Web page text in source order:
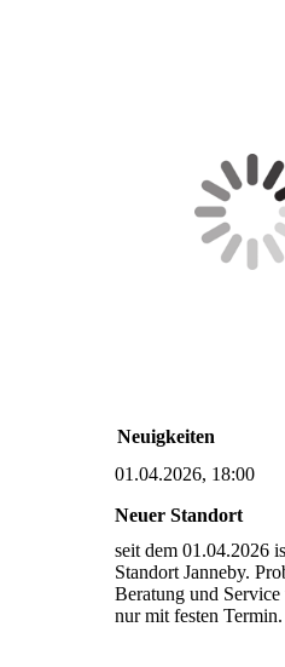
Neuigkeiten
01.04.2026, 18:00
Neuer Standort
seit dem 01.04.2026
Standort Janneby.
Beratung und
nur mit festen